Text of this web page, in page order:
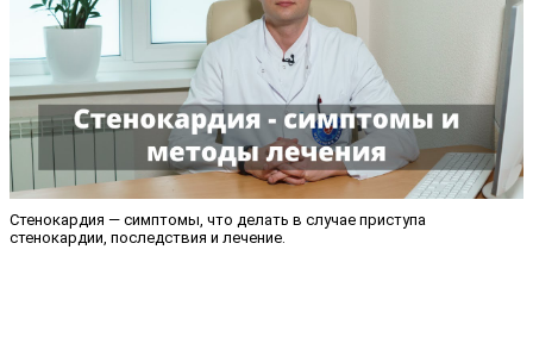
Стенокардия — симптомы, что делать в случае приступа
стенокардии, последствия и лечение.